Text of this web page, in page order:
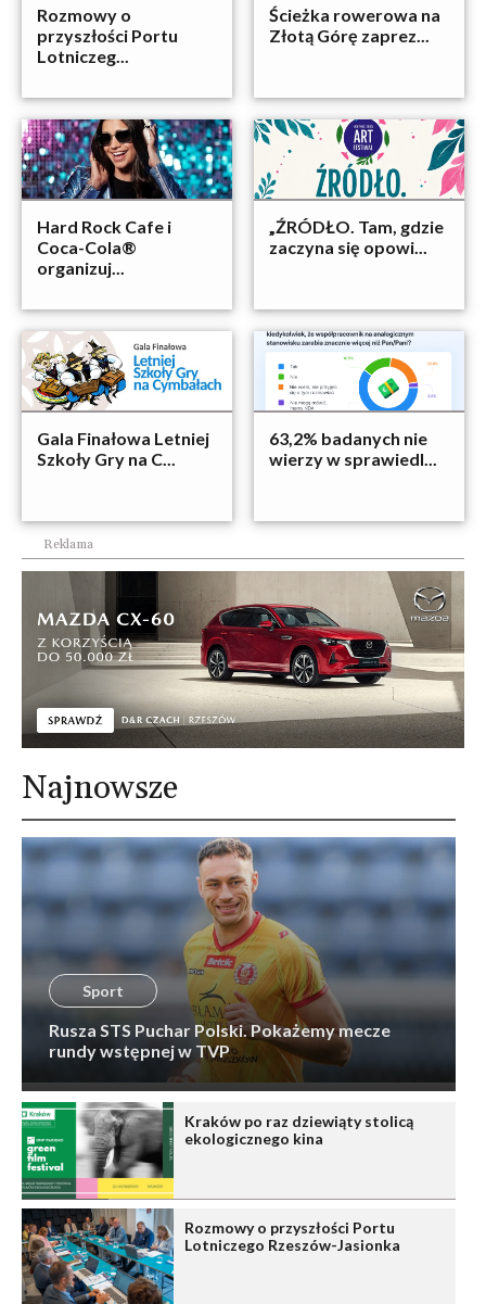
Rozmowy o
przyszłości Portu
Lotniczeg...
Ścieżka rowerowa na
Złotą Górę zaprez...
Hard Rock Cafe i
Coca-Cola®
organizuj...
„ŹRÓDŁO. Tam, gdzie
zaczyna się opowi...
Gala Finałowa Letniej
Szkoły Gry na C...
63,2% badanych nie
wierzy w sprawiedl...
Reklama
Najnowsze
Sport
Rusza STS Puchar Polski. Pokażemy mecze
rundy wstępnej w TVP
Kraków po raz dziewiąty stolicą
ekologicznego kina
Rozmowy o przyszłości Portu
Lotniczego Rzeszów-Jasionka